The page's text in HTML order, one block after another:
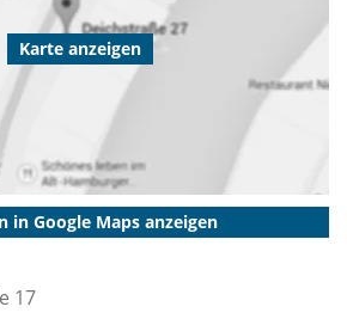
Karte anzeigen
in Google Maps anzeigen
17